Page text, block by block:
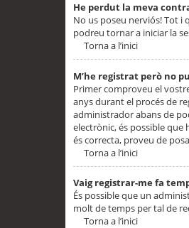
He perdut la meva
No us poseu nerviós! Tot i
podreu tornar a iniciar la
Torna a l’inici
M’he registrat però no
Primer comproveu el
anys durant el procés de
administrador abans de
electrònic, és possible que
és correcta, proveu de
Torna a l’inici
Vaig registrar-me fa
És possible que un
molt de temps per tal de
Torna a l’inici